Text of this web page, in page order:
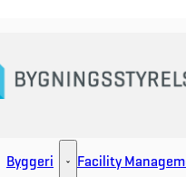
Byggeri Byggeri - Flere links
Facility